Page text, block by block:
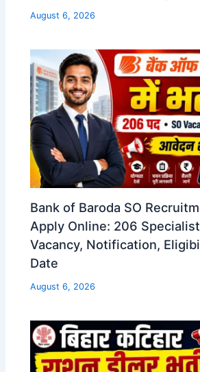
August 6, 2026
Bank of Baroda SO
Apply Online: 206
Vacancy, Notification,
Date
August 6, 2026